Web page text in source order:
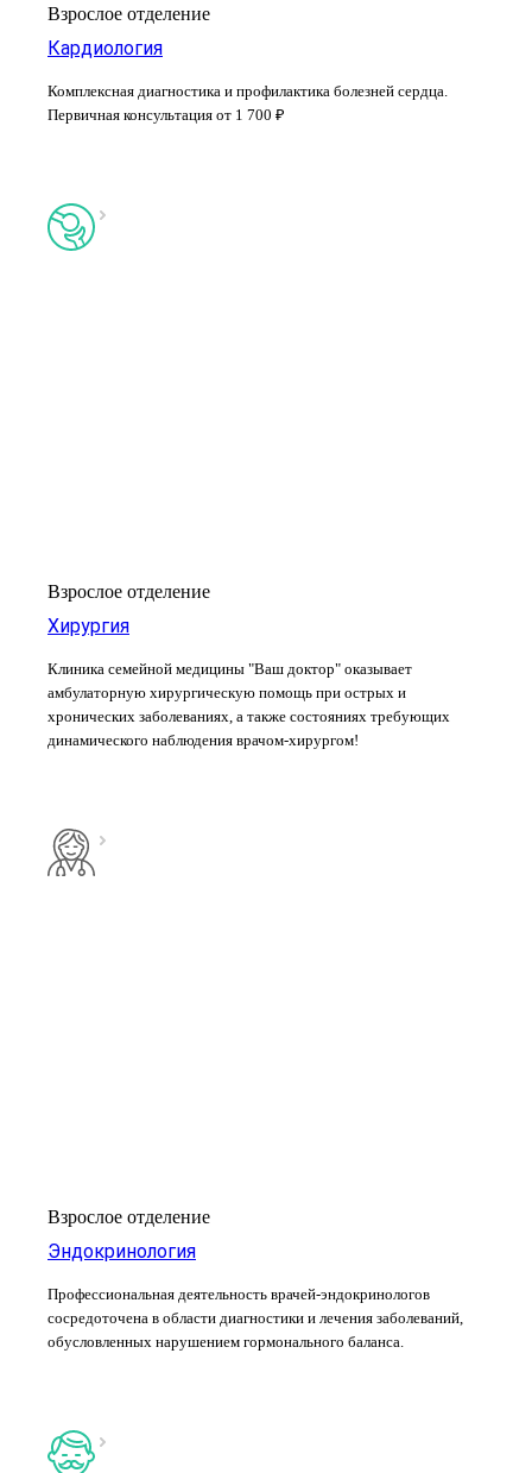
Взрослое отделение
Кардиология
Комплексная диагностика и профилактика болезней сердца.
Первичная консультация от 1 700 ₽
Взрослое отделение
Хирургия
Клиника семейной медицины "Ваш доктор" оказывает
амбулаторную хирургическую помощь при острых и
хронических заболеваниях, а также состояниях требующих
динамического наблюдения врачом-хирургом!
Взрослое отделение
Эндокринология
Профессиональная деятельность врачей-эндокринологов
сосредоточена в области диагностики и лечения заболеваний,
обусловленных нарушением гормонального баланса.